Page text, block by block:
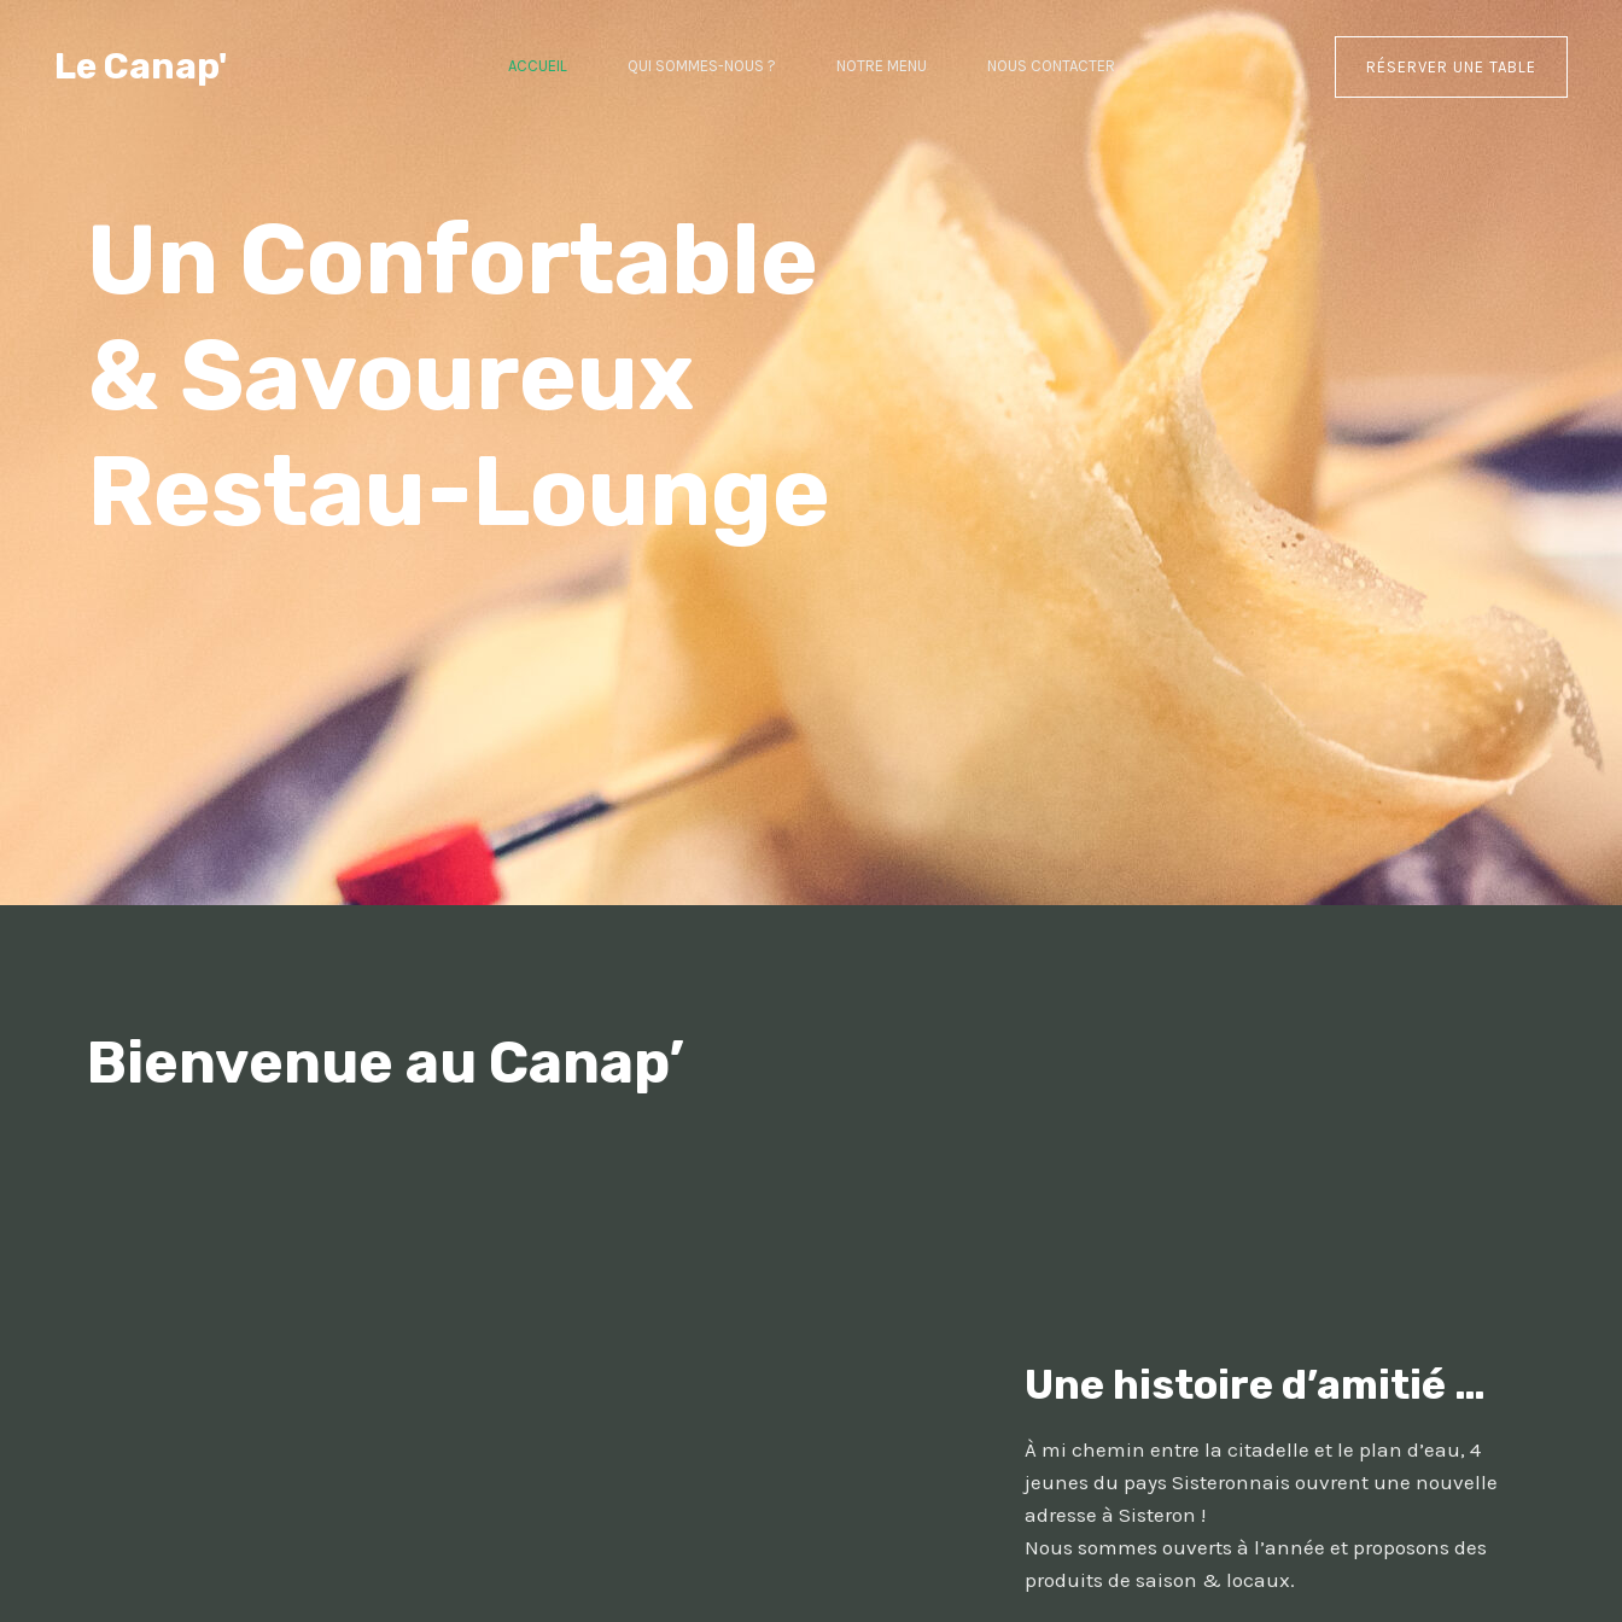
contenuLe Canap' ACCUEIL QUI SOMMES-NOUS ? NOTRE MENU NOUS CONTACTER RÉSERVER UNE TABLE
Un Confortable
& Savoureux
Restau-Lounge
Bienvenue au Canap’
Une histoire d’amitié …
À mi chemin entre la citadelle et le plan d’eau, 4
jeunes du pays Sisteronnais ouvrent une nouvelle
adresse à Sisteron !
Nous sommes ouverts à l’année et proposons des
produits de saison & locaux.